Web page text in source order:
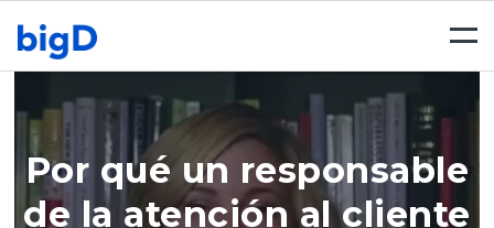
Por qué un responsable
de la atención al cliente